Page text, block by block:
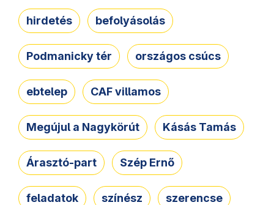
hirdetés befolyásolás
Podmanicky tér országos csúcs
ebtelep CAF villamos
Megújul a Nagykörút Kásás Tamás
Árasztó-part Szép Ernő
feladatok színész szerencse